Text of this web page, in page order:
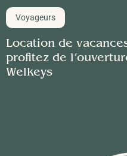
Voyageurs
Location de
profitez de
Welkeys